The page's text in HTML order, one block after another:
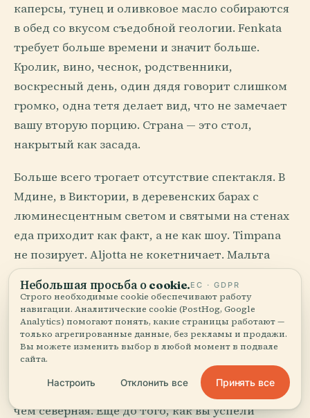
каперсы, тунец и оливковое масло собираются
в обед со вкусом съедобной геологии. Fenkata
требует больше времени и значит больше.
Кролик, вино, чеснок, родственники,
воскресный день, один дядя говорит слишком
громко, одна тетя делает вид, что не замечает
вашу вторую порцию. Страна — это стол,
накрытый как засада.
Больше всего трогает отсутствие спектакля. В
Мдине, в Виктории, в деревенских барах с
люминесцентным светом и святыми на стенах
еда приходит как факт, а не как шоу. Timpana
не позирует. Aljotta не кокетничает. Мальта
кормит вас с серьезным спокойствием нации,
которую завоевывали слишком часто, чтобы
считать ужин украшением.
Тепло раньше разрешения
Мальтийская вежливость начинается раньше,
чем северная. Еще до того, как вы успели
Небольшая просьба о cookie.ЕС · GDPR
Строго необходимые cookie обеспечивают работу
навигации. Аналитические cookie (PostHog, Google
Analytics) помогают понять, какие страницы работают —
только агрегированные данные, без рекламы и продажи.
Вы можете изменить выбор в любой момент в подвале
сайта.
Настроить Отклонить все Принять все